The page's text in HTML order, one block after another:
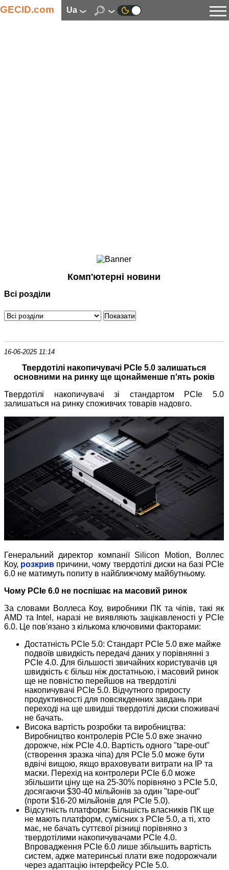
GECID.com ua
Смартфони
Периферія
Програмне забезпечення
Комп'ютерні новини
Всі розділи
16-06-2025 11:14
Твердотілі накопичувачі PCIe 5.0 залишаться
основними на ринку ще щонайменше п'ять років
Твердотілі накопичувачі зі стандартом PCIe 5.0
залишаться на ринку споживчих товарів надовго.
Генеральний директор компанії Silicon Motion, Воллес
Коу, розкрив причини, чому твердотілі диски на базі PCIe
6.0 не матимуть попиту в найближчому майбутньому.
Чому PCIe 6.0 не поспішає на масовий ринок
За словами Воллеса Коу, виробники ПК та чіпів, такі як
AMD та Intel, наразі не виявляють зацікавленості у PCIe
6.0. Це пов'язано з кількома ключовими факторами:
Достатність PCIe 5.0: Стандарт PCIe 5.0 вже майже
подвоїв швидкість передачі даних у порівнянні з
PCIe 4.0. Для більшості звичайних користувачів ця
швидкість є більш ніж достатньою, і масовий ринок
ще не повністю перейшов на твердотілі
накопичувачі PCIe 5.0. Відчутного приросту
продуктивності для повсякденних завдань при
переході на ще швидші твердотілі диски споживачі
не бачать.
Висока вартість розробки та виробництва:
Виробництво контролерів PCIe 5.0 вже значно
дорожче, ніж PCIe 4.0. Вартість одного "tape-out"
(створення зразка чіпа) для PCIe 5.0 може бути
вдвічі вищою, якщо враховувати витрати на IP та
маски. Перехід на контролери PCIe 6.0 може
збільшити ціну ще на 25-30% порівняно з PCIe 5.0,
досягаючи $30-40 мільйонів за один "tape-out"
(проти $16-20 мільйонів для PCIe 5.0).
Відсутність платформ: Більшість власників ПК ще
не мають платформ, сумісних з PCIe 5.0, а ті, хто
має, не бачать суттєвої різниці порівняно з
твердотілими накопичувачами PCIe 4.0.
Впровадження PCIe 6.0 лише збільшить вартість
систем, адже материнські плати вже подорожчали
через адаптацію інтерфейсу PCIe 5.0.